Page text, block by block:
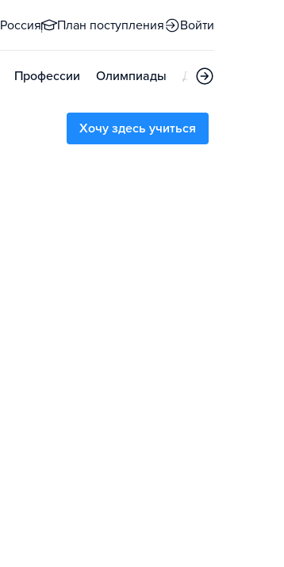
Россия План поступления Войти
Профессии Олимпиады Дни открытых
Хочу здесь учиться